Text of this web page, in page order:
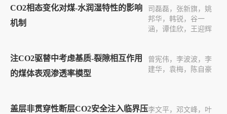
CO2相态变化对煤-水润湿特性的影响
机制
司磊磊，张新旗，姚
邦华，韩锐，谷一
涵，谭佳欣，王迎辉
注CO2驱替中考虑基质-裂隙相互作用
的煤体表观渗透率模型
曾宪伟，李波波，李
建华，袁梅，陈自豪
盖层非贯穿性断层CO2安全注入临界压李文平，邓文峰，叶